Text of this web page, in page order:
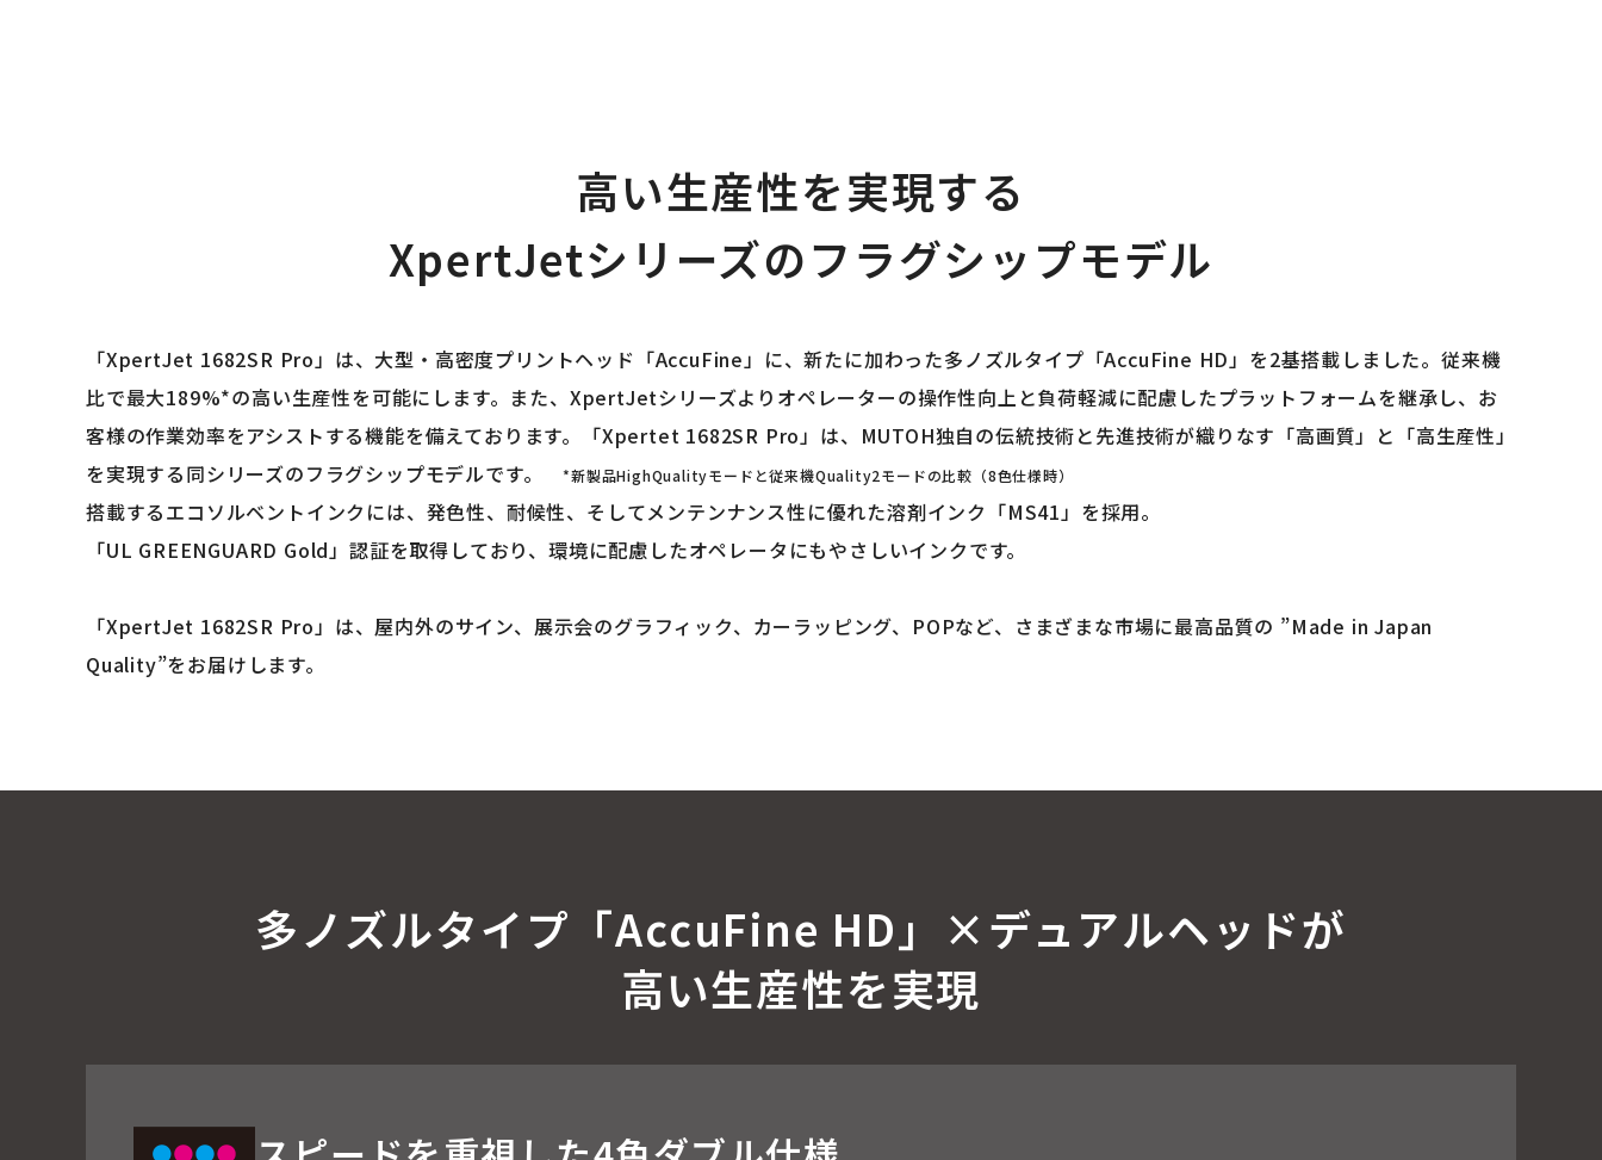
高い生産性を実現する
XpertJetシリーズのフラグシップモデル
「XpertJet 1682SR Pro」は、大型・高密度プリントヘッド「AccuFine」に、新たに加わった多ノズルタイプ「AccuFine HD」を2基搭載しました。従来機
比で最大189%*の高い生産性を可能にします。また、XpertJetシリーズよりオペレーターの操作性向上と負荷軽減に配慮したプラットフォームを継承し、お
客様の作業効率をアシストする機能を備えております。「Xpertet 1682SR Pro」は、MUTOH独自の伝統技術と先進技術が織りなす「高画質」と「高生産性」
を実現する同シリーズのフラグシップモデルです。*新製品HighQualityモードと従来機Quality2モードの比較（8色仕様時）
搭載するエコソルベントインクには、発色性、耐候性、そしてメンテンナンス性に優れた溶剤インク「MS41」を採用。
「UL GREENGUARD Gold」認証を取得しており、環境に配慮したオペレータにもやさしいインクです。
「XpertJet 1682SR Pro」は、屋内外のサイン、展示会のグラフィック、カーラッピング、POPなど、さまざまな市場に最高品質の ”Made in Japan
Quality”をお届けします。
多ノズルタイプ「AccuFine HD」×デュアルヘッドが
高い生産性を実現